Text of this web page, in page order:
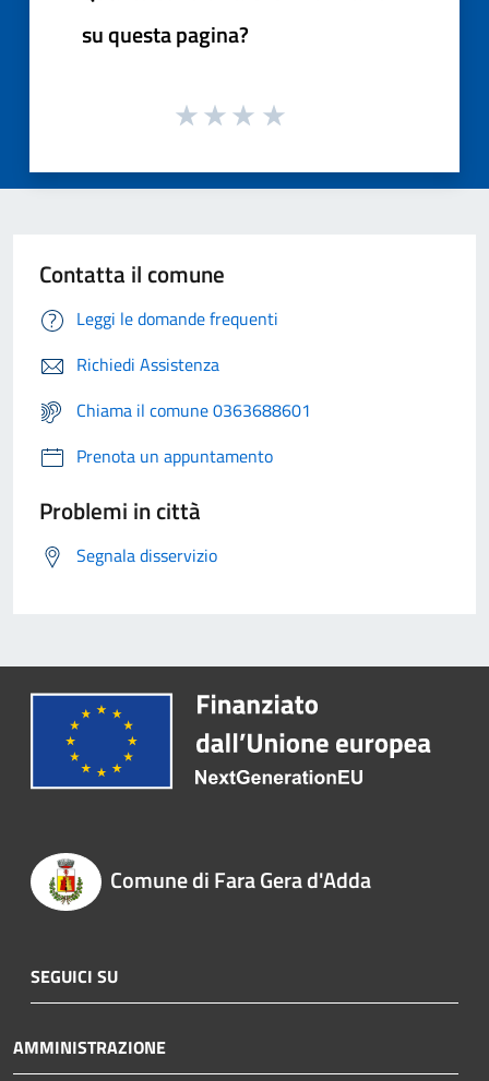
su questa pagina?
Contatta il comune
Leggi le domande frequenti
Richiedi Assistenza
Chiama il comune 0363688601
Prenota un appuntamento
Problemi in città
Segnala disservizio
Comune di Fara Gera d'Adda
SEGUICI SU
AMMINISTRAZIONE